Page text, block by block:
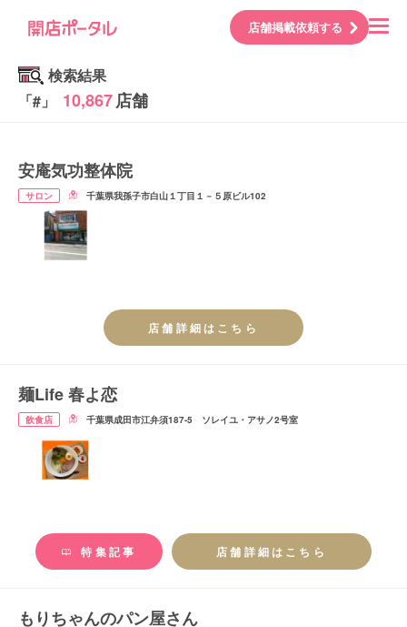
店舗掲載依頼する
検索結果
「# 」 10,867店舗
安庵気功整体院
サロン 千葉県我孫子市白山１丁目１－５原ビル102
店舗詳細はこちら
麺Life 春よ恋
飲食店 千葉県成田市江弁須187-5 ソレイユ・アサノ2号室
特集記事 店舗詳細はこちら
もりちゃんのパン屋さん